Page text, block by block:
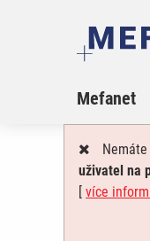
Mefanet
Nemáte
uživatel na
[ více